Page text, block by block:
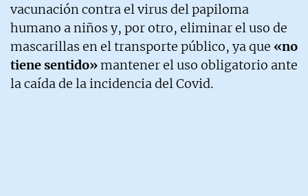
vacunación contra el virus del papiloma
humano a niños y, por otro, eliminar el uso de
mascarillas en el transporte público, ya que «no
tiene sentido»mantener el uso obligatorio ante
la caída de la incidencia del Covid.